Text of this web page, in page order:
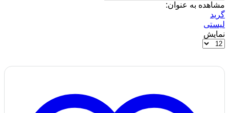
مشاهده به عنوان:
گرید
لیستی
نمایش
محصولات
صفحه